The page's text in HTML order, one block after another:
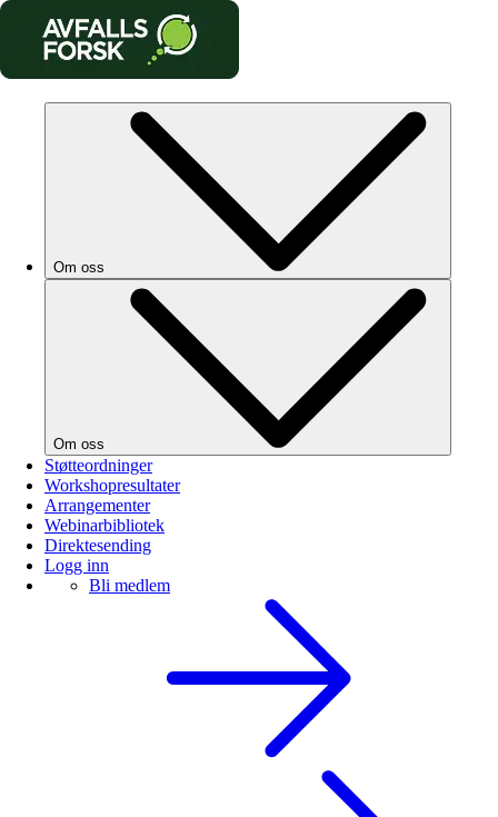
Om oss
Om oss
Støtteordninger
Workshopresultater
Arrangementer
Webinarbibliotek
Direktesending
Logg inn
Bli medlem